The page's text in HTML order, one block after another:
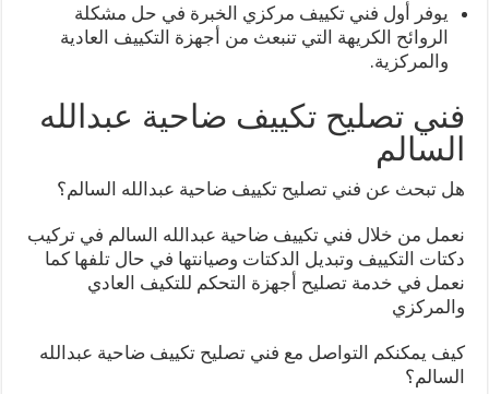
يوفر أول فني تكييف مركزي الخبرة في حل مشكلة
الروائح الكريهة التي تنبعث من أجهزة التكييف العادية
والمركزية.
فني تصليح تكييف ضاحية عبدالله
السالم
هل تبحث عن فني تصليح تكييف ضاحية عبدالله السالم؟
نعمل من خلال فني تكييف ضاحية عبدالله السالم في تركيب
دكتات التكييف وتبديل الدكتات وصيانتها في حال تلفها كما
نعمل في خدمة تصليح أجهزة التحكم للتكيف العادي
والمركزي
كيف يمكنكم التواصل مع فني تصليح تكييف ضاحية عبدالله
السالم؟